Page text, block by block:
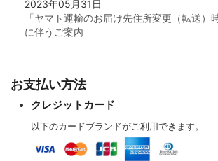
2023年05月31日
「ヤマト運輸のお届け先住所変更（転送）
に伴うご案内
お支払い方法
クレジットカード
以下のカードブランドがご利用できます。